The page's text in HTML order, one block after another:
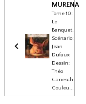
MURENA
Tome 10:
Le
Banquet.
Scénario;
Jean
Dufaux
Dessin:
Théo
Caneschi
Couleu...